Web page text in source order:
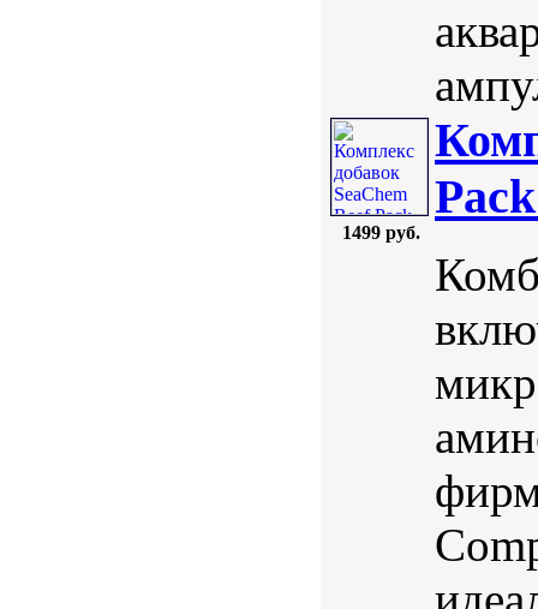
1499 руб.